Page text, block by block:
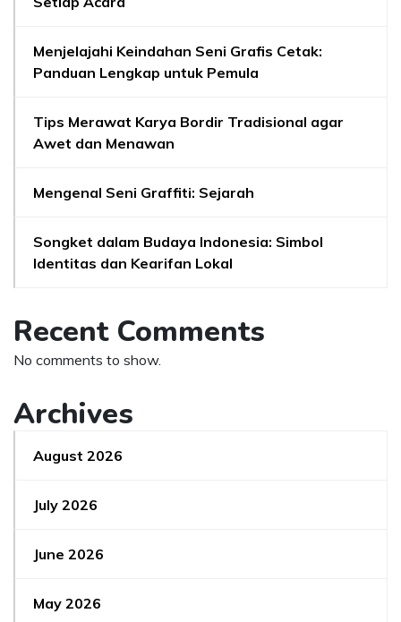
Menjelajahi Keindahan Seni Grafis Cetak:
Panduan Lengkap untuk Pemula
Tips Merawat Karya Bordir Tradisional agar
Awet dan Menawan
Mengenal Seni Graffiti: Sejarah
Songket dalam Budaya Indonesia: Simbol
Identitas dan Kearifan Lokal
Recent Comments
No comments to show.
Archives
August 2026
July 2026
June 2026
May 2026